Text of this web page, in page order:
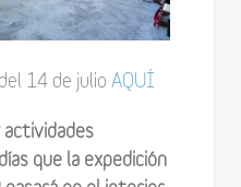
14 de julio AQUÍ
actividades
que la expedición